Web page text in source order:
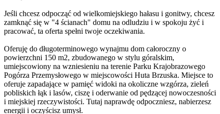
Jeśli chcesz odpocząć od wielkomiejskiego hałasu i gonitwy, chcesz
zamknąć się w "4 ścianach" domu na odludziu i w spokoju żyć i
pracować, ta oferta spełni twoje oczekiwania.
Oferuję do długoterminowego wynajmu dom całoroczny o
powierzchni 150 m2, zbudowanego w stylu góralskim,
umiejscowiony na wzniesieniu na terenie Parku Krajobrazowego
Pogórza Przemysłowego w miejscowości Huta Brzuska. Miejsce to
oferuje zapadające w pamięć widoki na okoliczne wzgórza, zieleń
pobliskich łąk i lasów, ciszę i oderwanie od pędzącej nowoczesności
i miejskiej rzeczywistości. Tutaj naprawdę odpoczniesz, nabierzesz
energii i oczyścisz umysł.